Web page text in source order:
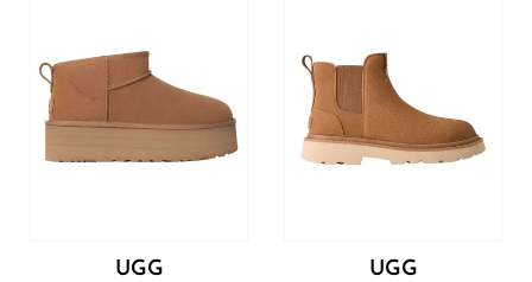
UGG UGG